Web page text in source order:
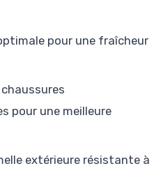
pour une fraîcheur
chaussures
pour une meilleure
extérieure résistante à